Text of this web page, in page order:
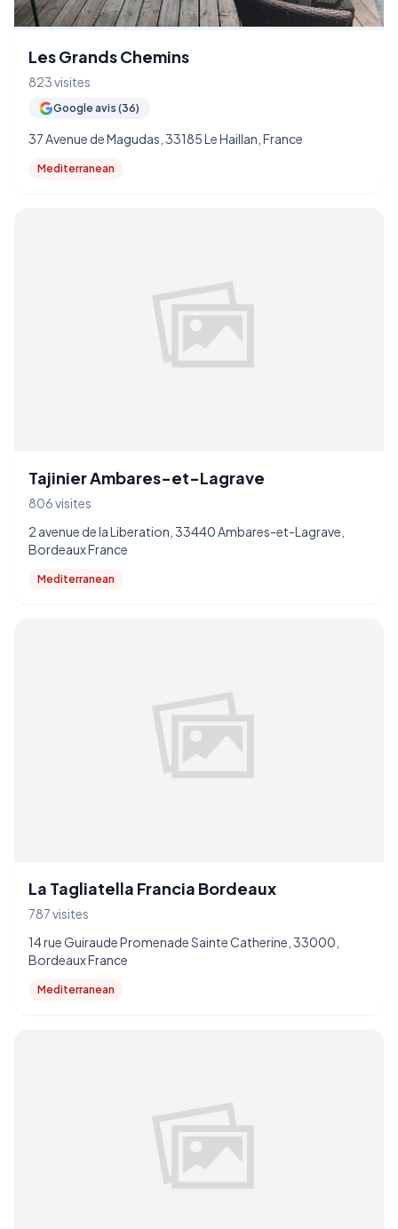
Les Grands Chemins
823 visites
Google avis (36)
37 Avenue de Magudas, 33185 Le Haillan, France
Mediterranean
Tajinier Ambares-et-Lagrave
806 visites
2 avenue de la Liberation, 33440 Ambares-et-Lagrave,
Bordeaux France
Mediterranean
La Tagliatella Francia Bordeaux
787 visites
14 rue Guiraude Promenade Sainte Catherine, 33000,
Bordeaux France
Mediterranean